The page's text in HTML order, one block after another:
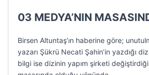
03 MEDYA’NIN
Birsen Altuntaş’ın haberine göre;
yazarı Şükrü Necati Şahin’in yazdığı
bilgi ise dizinin yapım şirketi değiştirdiği